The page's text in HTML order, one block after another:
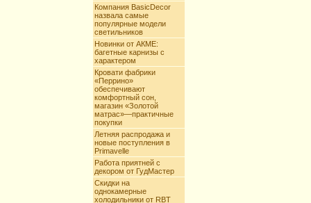
Компания BasicDecor
назвала самые
популярные модели
светильников
Новинки от АКМЕ:
багетные карнизы с
характером
Кровати фабрики
«Перрино»
обеспечивают
комфортный сон,
магазин «Золотой
матрас»—практичные
покупки
Летняя распродажа и
новые поступления в
Primavelle
Работа приятней с
декором от ГудМастер
Скидки на
однокамерные
холодильники от RBT